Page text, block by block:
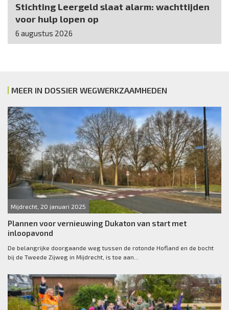
Stichting Leergeld slaat alarm: wachttijden
voor hulp lopen op
6 augustus 2026
MEER IN DOSSIER WEGWERKZAAMHEDEN
Mijdrecht, 20 januari 2025
Plannen voor vernieuwing Dukaton van start met
inloopavond
De belangrijke doorgaande weg tussen de rotonde Hofland en de bocht
bij de Tweede Zijweg in Mijdrecht, is toe aan...